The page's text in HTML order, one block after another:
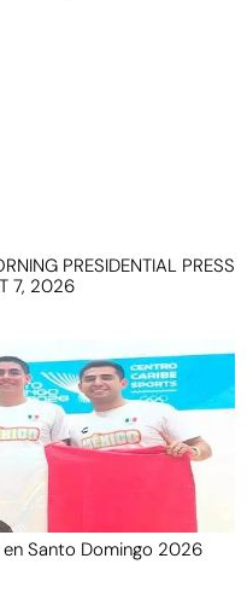
PRESIDENTIAL PRESS
7, 2026
Santo Domingo 2026